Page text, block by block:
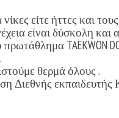
νίκες είτε ήττες και
είναι δύσκολη
πρωτάθλημα TAEKWON
θερμά όλους .
Διεθνής